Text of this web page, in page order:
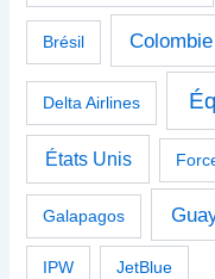
Brésil Colombie
Delta Airlines
États Unis
Galapagos
IPW JetBlue